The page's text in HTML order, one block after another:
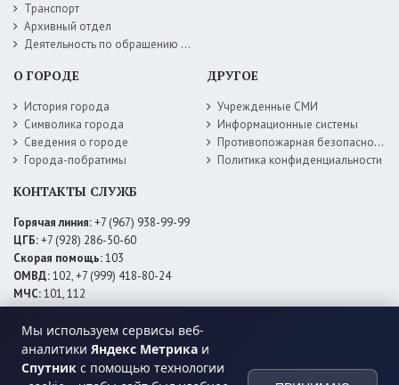
Мы используем сервисы веб-
аналитики Яндекс Метрика и
Спутник с помощью технологии
Транспорт
Архивный отдел
Деятельность по обращению с животными без владельцев
О ГОРОДЕ
История города
Символика города
Сведения о городе
Города-побратимы
ДРУГОЕ
Учрежденные СМИ
Информационные системы
Противопожарная безопасность
Политика конфиденциальности
КОНТАКТЫ СЛУЖБ
Горячая линия:+7 (967) 938-99-99
ЦГБ:+7 (928) 286-50-60
Скорая помощь:103
ОМВД:102, +7 (999) 418-80-24
МЧС:101, 112
ЕДДС:+7 (928) 576-09-83
Электросети:+7 (800) 220-02-20
Даггаз:+7 (928) 980-64-04
Горводоснаб: +7 (928) 559-59-74